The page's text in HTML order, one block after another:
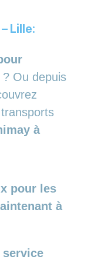
Lille:
? Ou depuis
à
pour les
à
service